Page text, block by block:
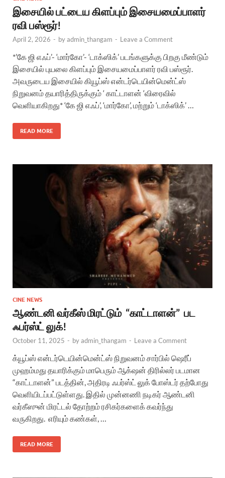
இசையில் பட்டைய கிளப்பும் இசையமைப்பாளர்
ரவி பஸ்ரூர்!
April 2, 2026 - byadmin_thangam - Leave a Comment
*’கே ஜி எஃப்’- ‘மார்கோ’- ‘டாக்ஸிக்’ படங்களுக்கு பிறகு மீண்டும்
இசையில் புயலை கிளப்பும் இசையமைப்பாளர் ரவி பஸ்ரூர்.
அவருடைய இசையில் கியூப்ஸ் என்டர்டெயின்மென்ட்ஸ்
நிறுவனம் தயாரித்திருக்கும் ‘ காட்டாளன் ‘விரைவில்
வெளியாகிறது* ‘கே ஜி எஃப்’, ‘மார்கோ’, மற்றும் ‘டாக்ஸிக்’ …
READ MORE
CINE NEWS
ஆண்டனி வர்கீஸ் மிரட்டும் “காட்டாளன்” பட
ஃபர்ஸ்ட் லுக்!
October 11, 2025 - byadmin_thangam - Leave a Comment
க்யூப்ஸ் என்டர்டெயின்மென்ட்ஸ் நிறுவனம் சார்பில் ஷெரீப்
முஹம்மது தயாரிக்கும் மாபெரும் ஆக்‌ஷன் திரில்லர் படமான
“காட்டாளன்” படத்தின், அதிரடி ஃபர்ஸ்ட் லுக் போஸ்டர் தற்போது
வெளியிடப்பட்டுள்ளது. இதில் முன்னணி நடிகர் ஆண்டனி
வர்கீஸுன் மிரட்டல் தோற்றம் ரசிகர்களைக் கவர்ந்து
வருகிறது. எரியும் கண்கள், …
READ MORE